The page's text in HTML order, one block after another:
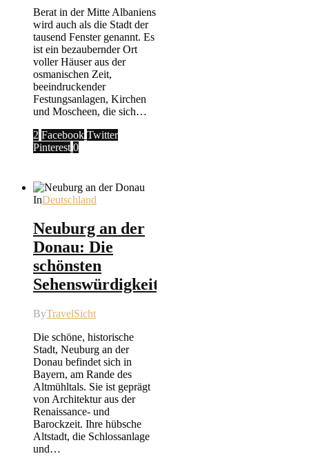
Berat in der Mitte Albaniens
wird auch als die Stadt der
tausend Fenster genannt. Es
ist ein bezaubernder Ort
voller Häuser aus der
osmanischen Zeit,
beeindruckender
Festungsanlagen, Kirchen
und Moscheen, die sich…
2 Facebook Twitter
Pinterest 0
InDeutschland
Neuburg an der
Donau: Die
schönsten
Sehenswürdigkeiten
ByTravelSicht
Die schöne, historische
Stadt, Neuburg an der
Donau befindet sich in
Bayern, am Rande des
Altmühltals. Sie ist geprägt
von Architektur aus der
Renaissance- und
Barockzeit. Ihre hübsche
Altstadt, die Schlossanlage
und…